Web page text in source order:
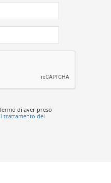
di aver preso
trattamento dei